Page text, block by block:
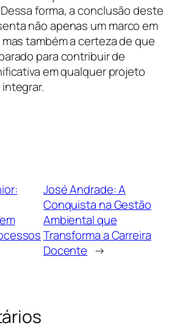
forma, a conclusão deste
não apenas um marco em
também a certeza de que
para contribuir de
em qualquer projeto
José Andrade: A
Conquista na Gestão
Ambiental que
Transforma a Carreira
Docente →